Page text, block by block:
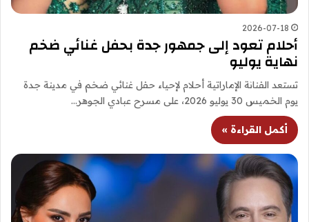
2026-07-18
أحلام تعود إلى جمهور جدة بحفل غنائي ضخم
نهاية يوليو
تستعد الفنانة الإماراتية أحلام لإحياء حفل غنائي ضخم في مدينة جدة
يوم الخميس 30 يوليو 2026، على مسرح عبادي الجوهر…
أكمل القراءة »